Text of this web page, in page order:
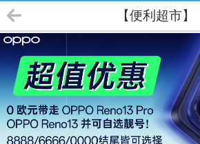
【便利超市】